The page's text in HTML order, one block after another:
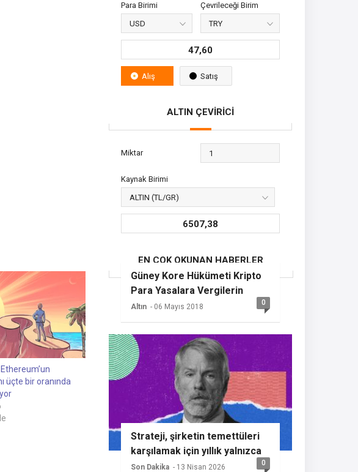
üçte bir oranında
Para Birimi Çevrileceği Birim
47,60
Alış Satış
ALTIN ÇEVİRİCİ
Miktar
Kaynak Birimi
6507,38
EN ÇOK OKUNAN HABERLER
Güney Kore Hükümeti Kripto
Para Yasalara Vergilerin
Getireceğini Açıkladı
Altın - 06 Mayıs 2018 0
Strateji, şirketin temettüleri
karşılamak için yıllık yalnızca
%2 BTC büyümesine ihtiyaç
Son Dakika - 13 Nisan 2026 0